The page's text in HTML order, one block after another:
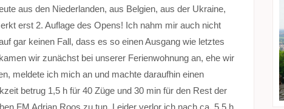
aus den Niederlanden, aus Belgien, aus der Ukraine,
erst 2. Auflage des Opens! Ich nahm mir auch nicht
gar keinen Fall, dass es so einen Ausgang wie letztes
wir zunächst bei unserer Ferienwohnung an, ehe wir
meldete ich mich an und machte daraufhin einen
betrug 1,5 h für 40 Züge und 30 min für den Rest der
FM Adrian Roos zu tun. Leider verlor ich nach ca. 5,5 h